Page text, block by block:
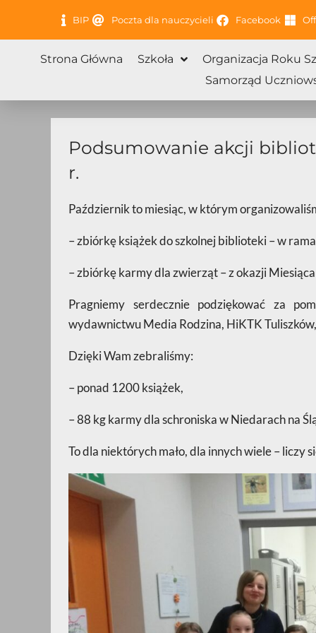
BIP Poczta dla nauczycieli Facebook
Strona Główna Szkoła
Organizacja Roku
Samorząd
Podsumowanie akcji
r.
Październik to miesiąc, w którym
– zbiórkę książek do szkolnej biblioteki – w
– zbiórkę karmy dla zwierząt – z okazji
Pragniemy serdecznie podziękować za
wydawnictwu Media Rodzina, HiKTK
Dzięki Wam zebraliśmy:
– ponad 1200 książek,
– 88 kg karmy dla schroniska w Niedarach na
To dla niektórych mało, dla innych wiele – liczy